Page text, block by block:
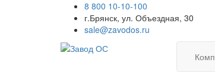
8 800 10-10-100
г.Брянск, ул. Объездная, 30
sale@zavodos.ru